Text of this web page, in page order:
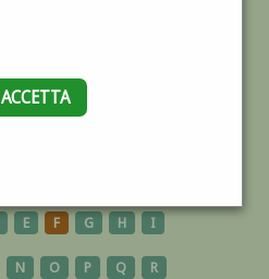
ACCETTA
E F G H I
N O P Q R